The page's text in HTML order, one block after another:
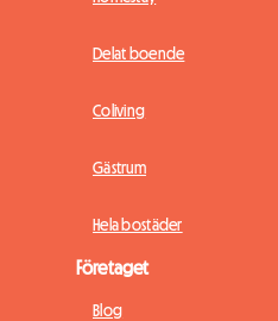
Delat boende
Coliving
Gästrum
Hela bostäder
Företaget
Blog